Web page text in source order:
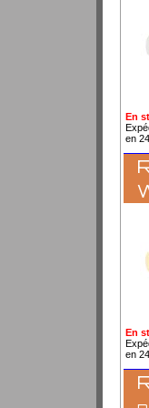
En
en
En
en